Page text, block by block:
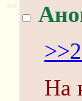
>>
На